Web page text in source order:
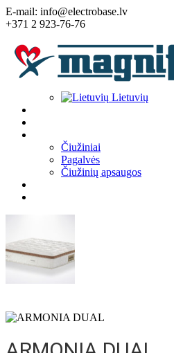
E-mail: info@electrobase.lv
+371 2 923-76-76
Lietuvių
Čiužiniai
Pagalvės
Čiužinių apsaugos